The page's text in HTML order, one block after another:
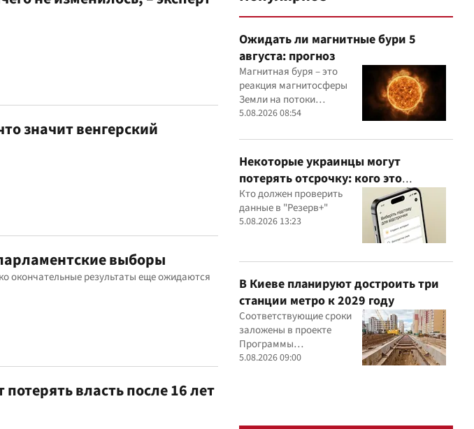
значит венгерский
выборы
окончательные результаты еще ожидаются
власть после 16 лет
Ожидать ли магнитные бури 5
августа: прогноз
Магнитная буря – это
реакция магнитосферы
Земли на потоки
заряженных частиц,
5.08.2026 08:54
Некоторые украинцы могут
потерять отсрочку: кого это
касается
Кто должен проверить
данные в "Резерв+"
5.08.2026 13:23
В Киеве планируют достроить три
станции метро к 2029 году
Соответствующие сроки
заложены в проекте
Программы
экономического и
5.08.2026 09:00